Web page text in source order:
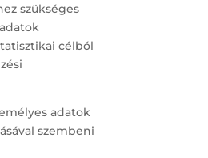
szükséges
célból
adatok
szembeni